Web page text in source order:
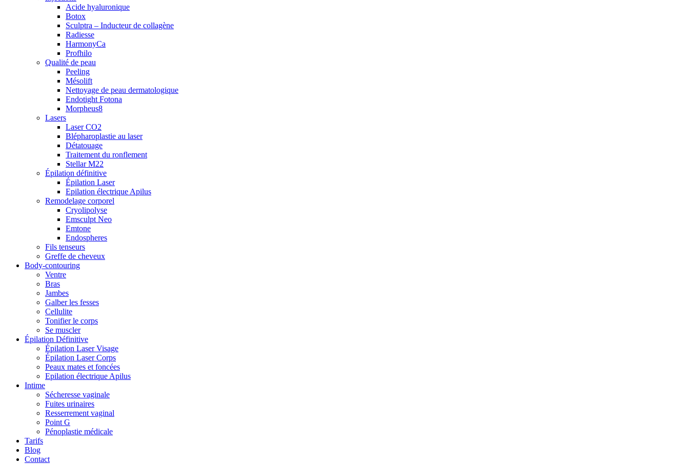
Acide hyaluronique
Botox
Sculptra – Inducteur de collagène
Radiesse
HarmonyCa
Profhilo
Qualité de peau
Peeling
Mésolift
Nettoyage de peau dermatologique
Endotight Fotona
Morpheus8
Lasers
Laser CO2
Blépharoplastie au laser
Détatouage
Traitement du ronflement
Stellar M22
Épilation définitive
Épilation Laser
Epilation électrique Apilus
Remodelage corporel
Cryolipolyse
Emsculpt Neo
Emtone
Endospheres
Fils tenseurs
Greffe de cheveux
Body-contouring
Ventre
Bras
Jambes
Galber les fesses
Cellulite
Tonifier le corps
Se muscler
Épilation Définitive
Épilation Laser Visage
Épilation Laser Corps
Peaux mates et foncées
Epilation électrique Apilus
Intime
Sécheresse vaginale
Fuites urinaires
Resserrement vaginal
Point G
Pénoplastie médicale
Tarifs
Blog
Contact